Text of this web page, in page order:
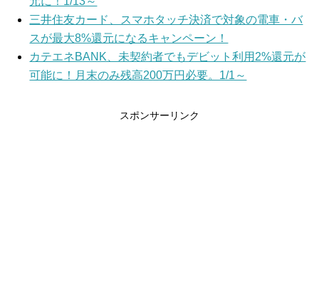
三井住友カード、スマホタッチ決済で対象の電車・バ
スが最大8%還元になるキャンペーン！
カテエネBANK、未契約者でもデビット利用2%還元が
可能に！月末のみ残高200万円必要。1/1～
スポンサーリンク